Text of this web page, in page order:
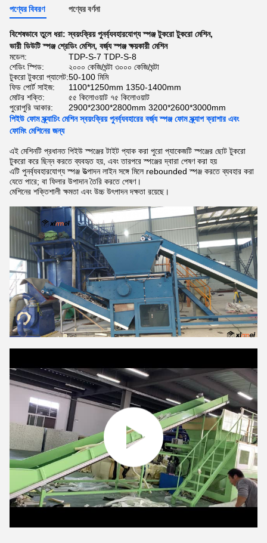
পণ্যের বিবরণ পণ্যের বর্ণনা
বিশেষভাবে তুলে ধরা:স্বয়ংক্রিয় পুনর্ব্যবহারযোগ্য স্পঞ্জ টুকরো টুকরো মেশিন,
ভারী ডিউটি স্পঞ্জ শ্রেডিং মেশিন, বর্জ্য স্পঞ্জ ক্ষয়কারী মেশিন
মডেল:
TDP-S-7 TDP-S-8
শেডিং স্পিড:
২০০০ কেজি/ঘন্টা ৩০০০ কেজি/ঘন্টা
টুকরো টুকরো প্যালেট:50-100 মিমি
ফিড পোর্ট সাইজ:
1100*1250mm 1350-1400mm
মোটর শক্তি:
৫৫ কিলোওয়াট ৭৫ কিলোওয়াট
পুরোপুরি আকার:
2900*2300*2800mm 3200*2600*3000mm
পিইউ ফোম স্ক্র্যাচিং মেশিন স্বয়ংক্রিয় পুনর্ব্যবহারের বর্জ্য স্পঞ্জ ফোম স্ক্র্যাপ ক্রাশার এবং
ফোমিং মেশিনের জন্য
এই মেশিনটি প্রধানত পিইউ স্পঞ্জের টাইট প্যাক করা পুরো প্যাকেজটি স্পঞ্জের ছোট টুকরো
টুকরো করে ছিন্ন করতে ব্যবহৃত হয়, এবং তারপরে স্পঞ্জের দ্বারা পেষণ করা হয়
এটি পুনর্ব্যবহারযোগ্য স্পঞ্জ উত্পাদন লাইন সঙ্গে মিলে rebounded স্পঞ্জ করতে ব্যবহার করা
যেতে পারে; বা ফিলার উপাদান তৈরি করতে পেষণ।
মেশিনের শক্তিশালী ক্ষমতা এবং উচ্চ উৎপাদন দক্ষতা রয়েছে।